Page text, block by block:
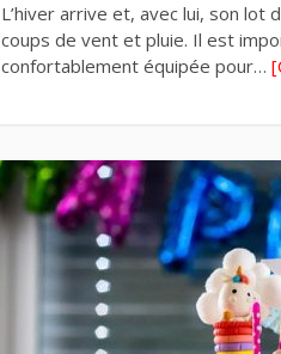
L’hiver arrive et, avec lui, son
coups de vent et pluie. Il est
confortablement équipée pour…